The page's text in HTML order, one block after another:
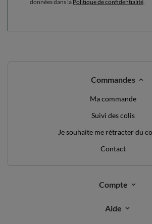
données dans la Politique de confidentialité
Commandes
Ma commande
Suivi des colis
Je souhaite me rétracter du
Contact
Compte
Aide